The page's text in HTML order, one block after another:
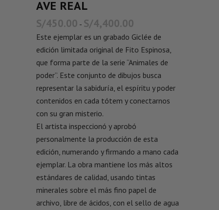
AVE REAL
S/450.00 - S/4,400.00
Este ejemplar es un grabado Giclée de
edición limitada original de Fito Espinosa,
que forma parte de la serie “Animales de
poder”. Este conjunto de dibujos busca
representar la sabiduría, el espíritu y poder
contenidos en cada tótem y conectarnos
con su gran misterio.
El artista inspeccionó y aprobó
personalmente la producción de esta
edición, numerando y firmando a mano cada
ejemplar. La obra mantiene los más altos
estándares de calidad, usando tintas
minerales sobre el más fino papel de
archivo, libre de ácidos, con el sello de agua